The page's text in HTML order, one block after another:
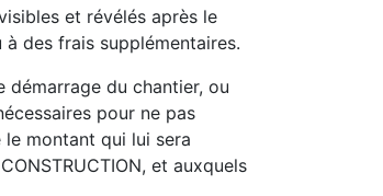
et révélés après le
des frais supplémentaires.
démarrage du chantier, ou
pour ne pas
montant qui lui sera
et auxquels